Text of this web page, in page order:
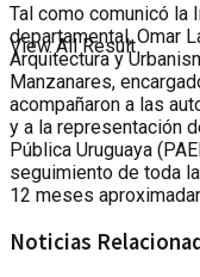
View All Result
Tal como comunicó la
departamental, Omar
Arquitectura y
Manzanares,
acompañaron a las
y a la representación
Pública Uruguaya
seguimiento de toda
12 meses
Noticias